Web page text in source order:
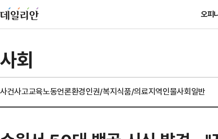
오피
사회
사건사고교육노동언론환경인권/복지식품/의료지역인물사회일반